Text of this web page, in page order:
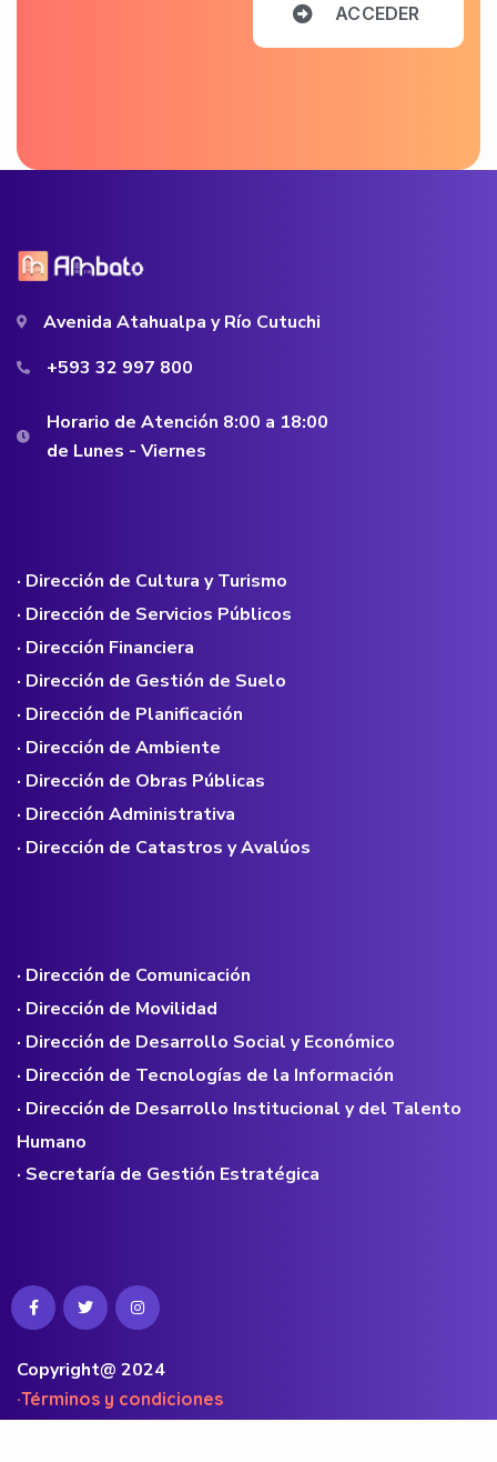
ACCEDER
Avenida Atahualpa y Río Cutuchi
+593 32 997 800
Horario de Atención 8:00 a 18:00
de Lunes - Viernes
· Dirección de Cultura y Turismo
· Dirección de Servicios Públicos
· Dirección Financiera
· Dirección de Gestión de Suelo
· Dirección de Planificación
· Dirección de Ambiente
· Dirección de Obras Públicas
· Dirección Administrativa
· Dirección de Catastros y Avalúos
· Dirección de Comunicación
· Dirección de Movilidad
· Dirección de Desarrollo Social y Económico
· Dirección de Tecnologías de la Información
· Dirección de Desarrollo Institucional y del Talento
Humano
· Secretaría de Gestión Estratégica
Copyright@ 2024
·Términos y condiciones